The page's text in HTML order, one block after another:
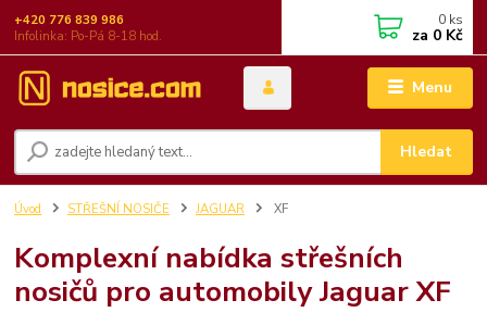
Menu
Hledat
+420 776 839 986
Infolinka: Po-Pá 8-18 hod.
0 ks
za 0 Kč
Úvod STŘEŠNÍ NOSIČE JAGUAR XF
Komplexní nabídka střešních
nosičů pro automobily Jaguar XF